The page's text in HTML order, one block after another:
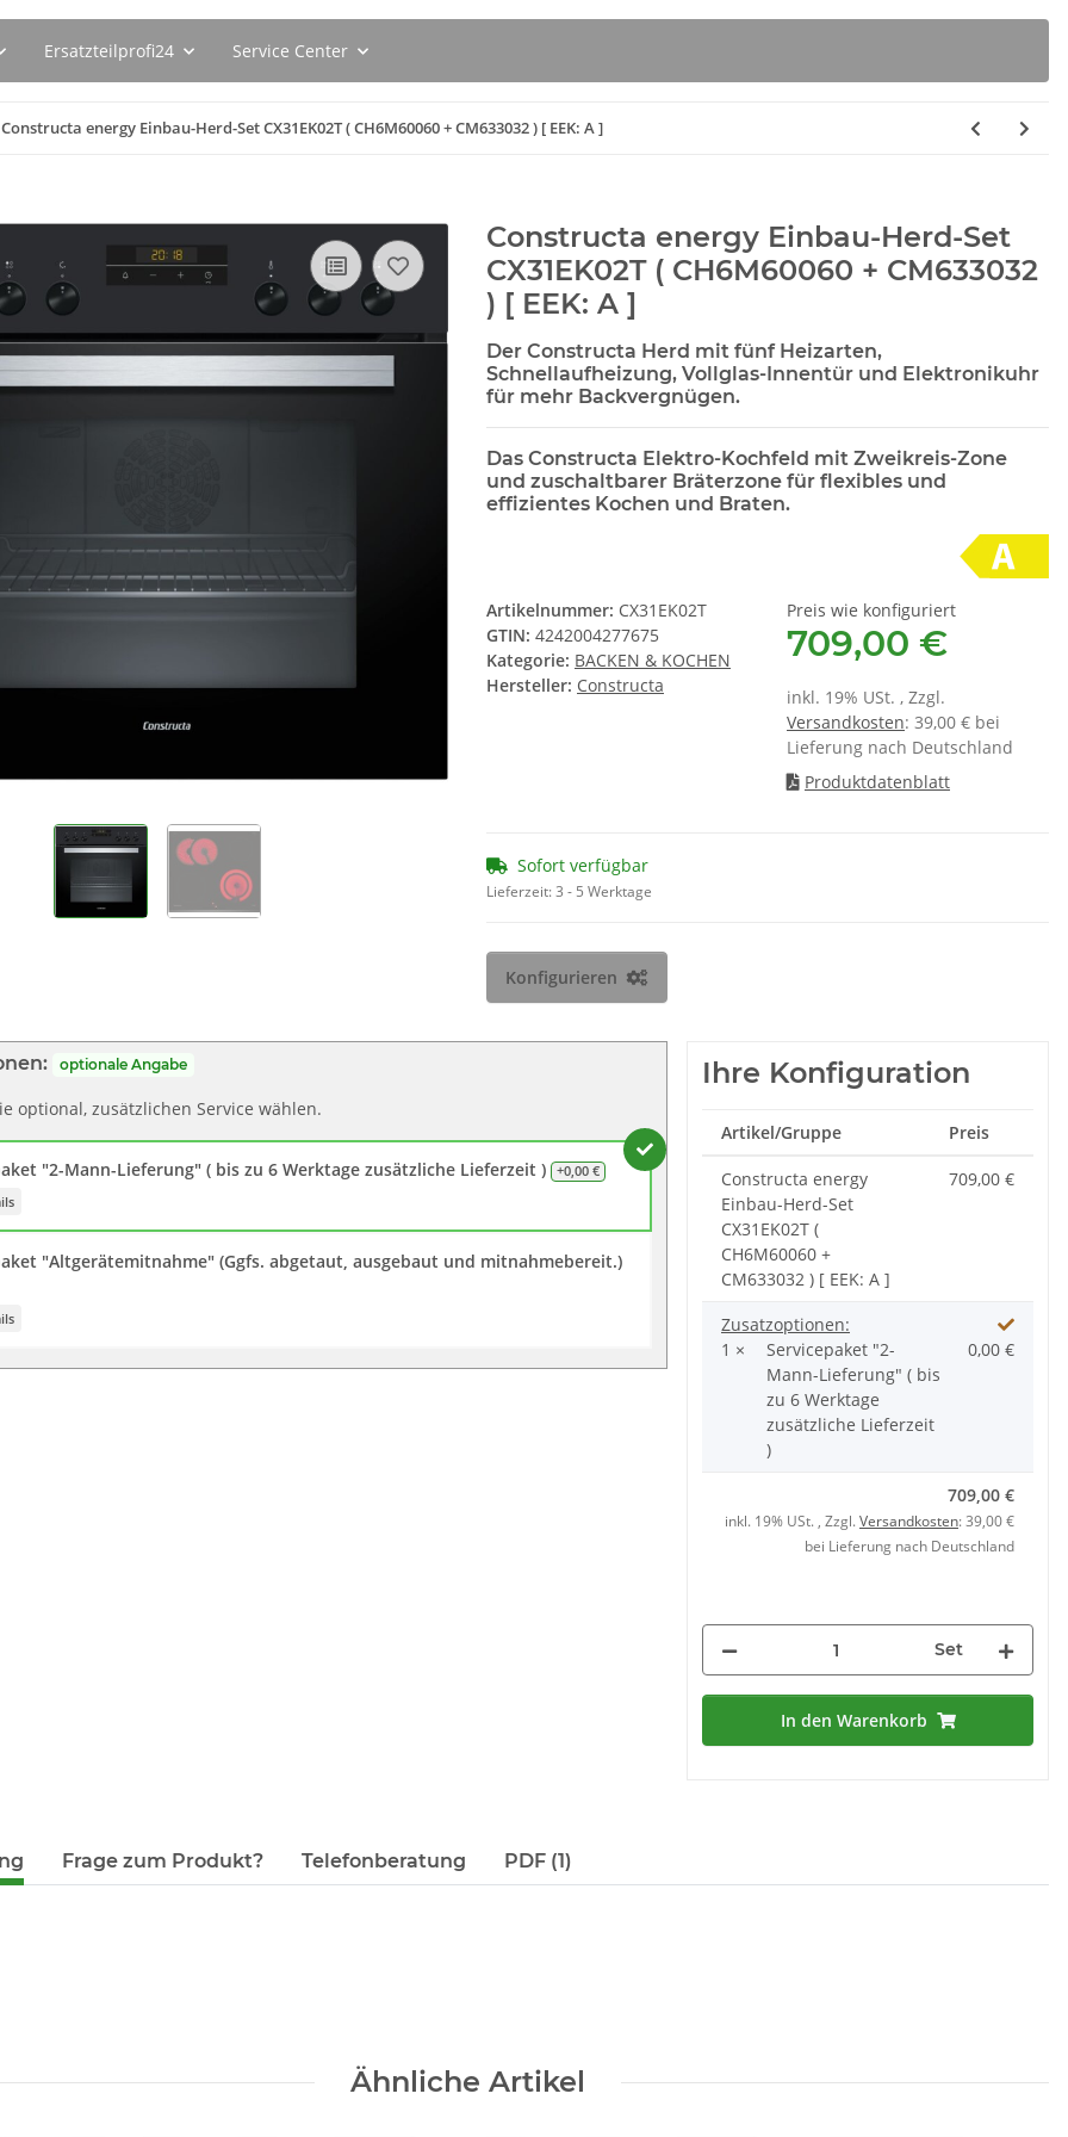
Ersatzteilprofi24 Service Center
Constructa energy Einbau-Herd-Set CX31EK02T ( CH6M60060 + CM633032 ) [ EEK: A ]
Constructa energy Einbau-Herd-Set
CX31EK02T ( CH6M60060 + CM633032
) [ EEK: A ]
Der Constructa Herd mit fünf Heizarten,
Schnellaufheizung, Vollglas-Innentür und Elektronikuhr
für mehr Backvergnügen.
Das Constructa Elektro-Kochfeld mit Zweikreis-Zone
und zuschaltbarer Bräterzone für flexibles und
effizientes Kochen und Braten.
Artikelnummer: CX31EK02T
GTIN: 4242004277675
Kategorie: BACKEN & KOCHEN
Hersteller: Constructa
Preis wie konfiguriert
709,00 €
inkl. 19% USt. , Zzgl.
Versandkosten: 39,00 € bei
Lieferung nach Deutschland
Produktdatenblatt
Sofort verfügbar
Lieferzeit:3 - 5 Werktage
Konfigurieren
optionale Angabe
optional, zusätzlichen Service wählen.
"2-Mann-Lieferung" ( bis zu 6 Werktage zusätzliche Lieferzeit )
+0,00 €
"Altgerätemitnahme" (Ggfs. abgetaut, ausgebaut und mitnahmebereit.)
Ihre Konfiguration
Artikel/Gruppe Preis
Constructa energy
Einbau-Herd-Set
CX31EK02T (
CH6M60060 +
CM633032 ) [ EEK: A ]
709,00 €
Zusatzoptionen:
1 ×
Servicepaket "2-
Mann-Lieferung" ( bis
zu 6 Werktage
zusätzliche Lieferzeit
)
0,00 €
709,00 €
inkl. 19% USt. , Zzgl.Versandkosten: 39,00 €
bei Lieferung nach Deutschland
Set
In den Warenkorb
Frage zum Produkt? Telefonberatung PDF (1)
Ähnliche Artikel
Set
BSH Spülmaschinenreiniger
00312478 00312477 ( 4 x 45g )
Ersatz für 00312194
7,95 €*